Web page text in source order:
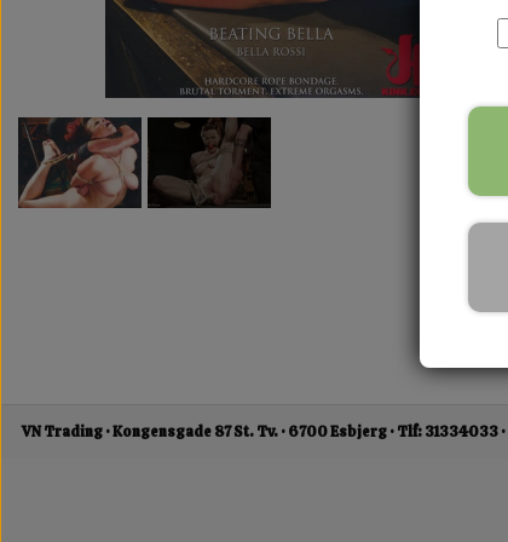
VN Trading Kongensgade 87 St. Tv. 6700 Esbjerg Tlf: 31334033